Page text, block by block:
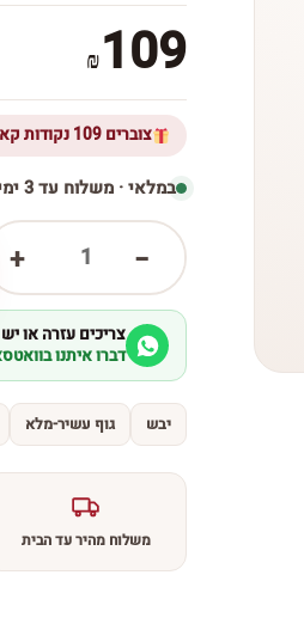
₪109
צוברים 109 נקודות קאשבק ברכישת מוצר זה
במלאי · משלוח עד 3 ימי עסקים
−
1
+
צריכים עזרה או
דברו איתנו
יבש גוף עשיר-מלא
משלוח מהיר עד הבית